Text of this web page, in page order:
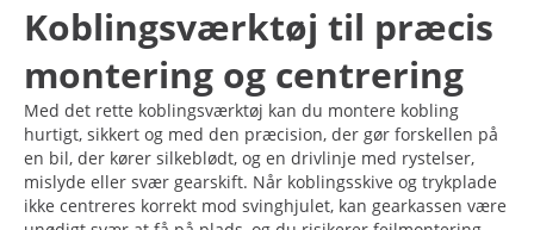
Koblingsværktøj til præcis
montering og centrering
Med det rette koblingsværktøj kan du montere kobling
hurtigt, sikkert og med den præcision, der gør forskellen på
en bil, der kører silkeblødt, og en drivlinje med rystelser,
mislyde eller svær gearskift. Når koblingsskive og trykplade
ikke centreres korrekt mod svinghjulet, kan gearkassen være